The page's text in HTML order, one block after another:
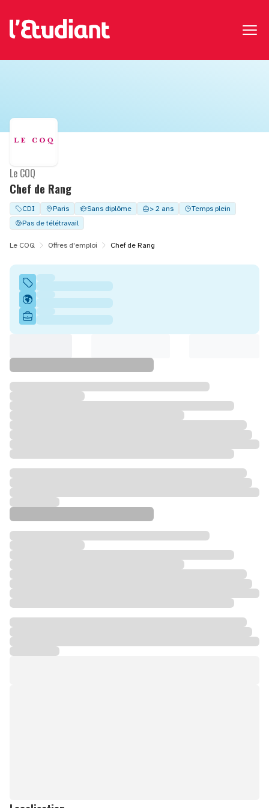
Chef de Rang
Le COQ
CDI Paris Sans diplôme > 2 ans
Temps plein
Pas de télétravail
Le COQ Offres d'emploi Chef de Rang